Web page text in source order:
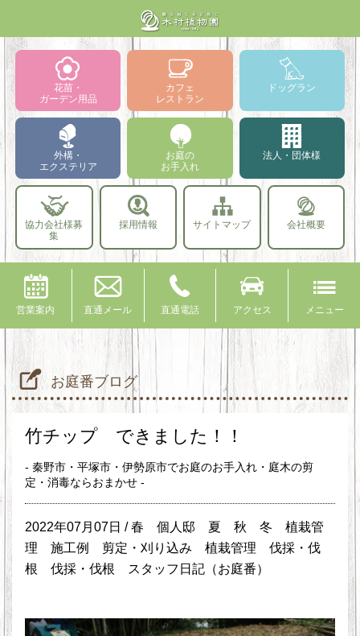
花苗・
ガーデン用品
カフェ
レストラン
ドッグラン
外構・
エクステリア
お庭の
お手入れ
法人・団体様
協力会社様募
集
採用情報 サイトマップ 会社概要
営業案内 直通メール 直通電話 アクセス メニュー
お庭番ブログ
竹チップ できました！！
- 秦野市・平塚市・伊勢原市でお庭のお手入れ・庭木の剪
定・消毒ならおまかせ -
2022年07月07日 /春 個人邸 夏 秋 冬
植栽管
理
施工例 剪定・刈り込み 植栽管理
伐採・伐
根
伐採・伐根 スタッフ日記（お庭番）